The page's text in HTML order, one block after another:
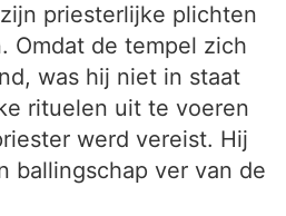
priesterlijke plichten
Omdat de tempel zich
was hij niet in staat
rituelen uit te voeren
werd vereist. Hij
ballingschap ver van de